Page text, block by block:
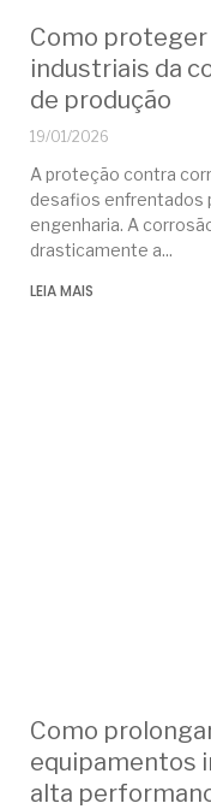
Como
industriais da
de produção
19/01/2026
A proteção contra
desafios enfrentados
engenharia. A
drasticamente a
LEIA MAIS
Como
equipamentos
alta